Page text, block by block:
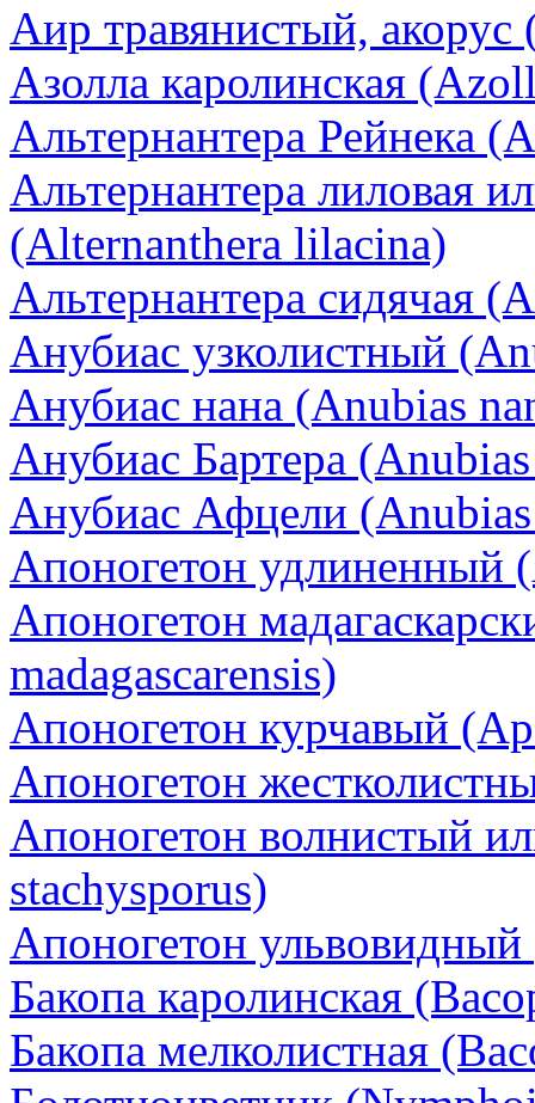
Аир травянистый, акорус
Азолла каролинская
Альтернантера Рейнека
Альтернантера лиловая
(Alternanthera lilacina)
Альтернантера сидячая
Анубиас узколистный
Анубиас нана (Anubias
Анубиас Бартера
Анубиас Афцели
Апоногетон удлиненный
Апоногетон
madagascarensis)
Апоногетон курчавый
Апоногетон
Апоногетон волнистый
stachysporus)
Апоногетон
Бакопа каролинская
Бакопа мелколистная